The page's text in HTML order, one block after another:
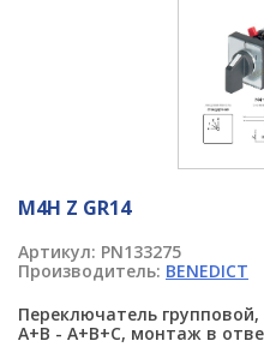
M4H Z GR14
Артикул: PN133275
Производитель: BENEDICT
Переключатель
A+B - A+B+C, монтаж в